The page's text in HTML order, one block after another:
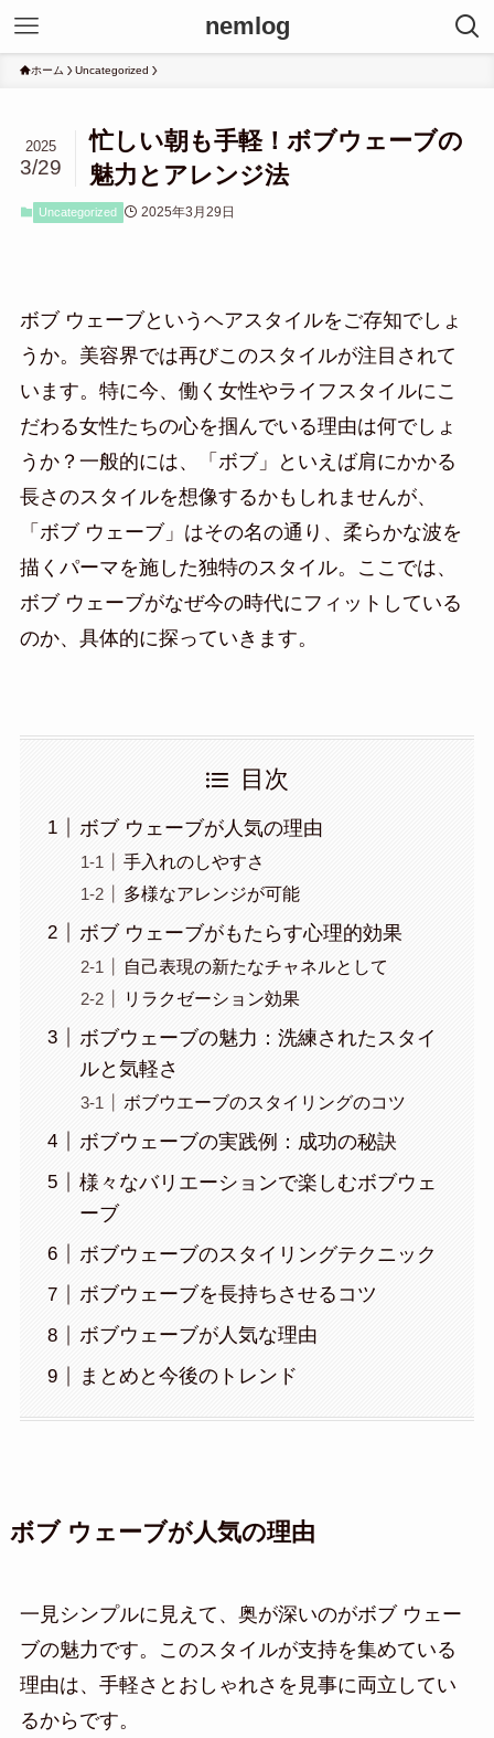
nemlog
ホーム Uncategorized
忙しい朝も手軽！ボブウェーブの
魅力とアレンジ法
2025
3/29
Uncategorized 2025年3月29日
ボブ ウェーブというヘアスタイルをご存知でしょ
うか。美容界では再びこのスタイルが注目されて
います。特に今、働く女性やライフスタイルにこ
だわる女性たちの心を掴んでいる理由は何でしょ
うか？一般的には、「ボブ」といえば肩にかかる
長さのスタイルを想像するかもしれませんが、
「ボブ ウェーブ」はその名の通り、柔らかな波を
描くパーマを施した独特のスタイル。ここでは、
ボブ ウェーブがなぜ今の時代にフィットしている
のか、具体的に探っていきます。
目次
ボブ ウェーブが人気の理由
手入れのしやすさ
多様なアレンジが可能
ボブ ウェーブがもたらす心理的効果
自己表現の新たなチャネルとして
リラクゼーション効果
ボブウェーブの魅力：洗練されたスタイ
ルと気軽さ
ボブウエーブのスタイリングのコツ
ボブウェーブの実践例：成功の秘訣
様々なバリエーションで楽しむボブウェ
ーブ
ボブウェーブのスタイリングテクニック
ボブウェーブを長持ちさせるコツ
ボブウェーブが人気な理由
まとめと今後のトレンド
ボブ ウェーブが人気の理由
一見シンプルに見えて、奥が深いのがボブ ウェー
ブの魅力です。このスタイルが支持を集めている
理由は、手軽さとおしゃれさを見事に両立してい
るからです。